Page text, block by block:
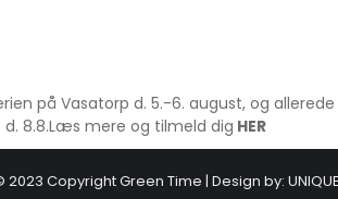
på Vasatorp d. 5.-6. august, og
d. 8.8.Læs mere og tilmeld dig HER
2023 Copyright Green Time | Design by: